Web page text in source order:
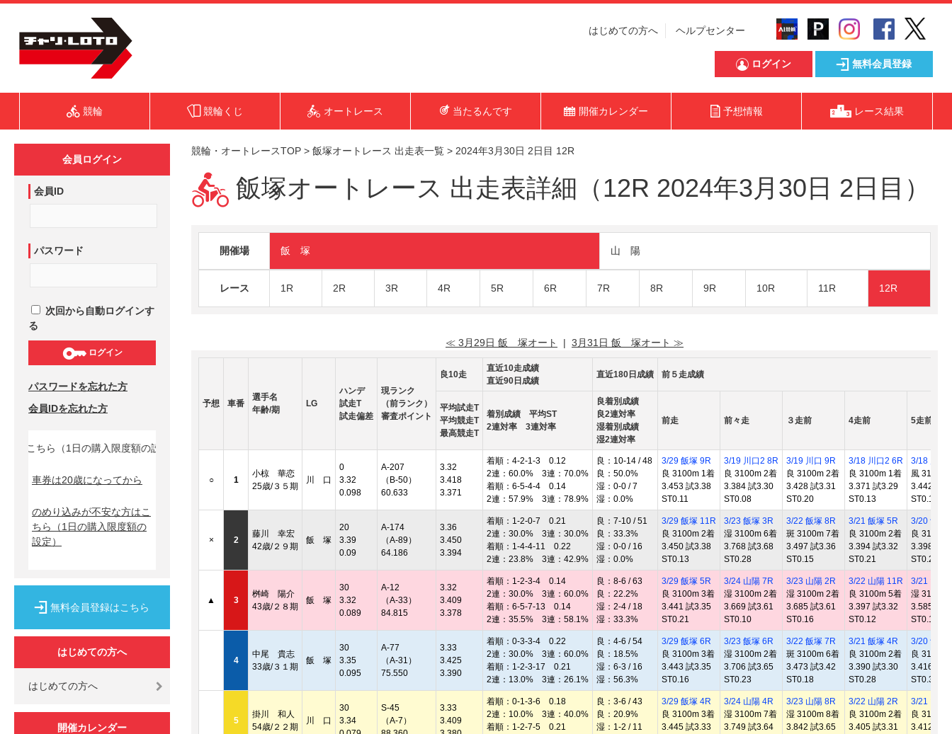
はじめての方へ ヘルプセンター
ログイン 無料会員登録
競輪 競輪くじ オートレース 当たるんです 開催カレンダー 予想情報 レース結果
会員ログイン
会員ID
パスワード
次回から自動ログインす
る
ログイン
パスワードを忘れた方
会員IDを忘れた方
ちら（1日の購入限度額の設定）↓
車券は20歳になってから
のめり込みが不安な方はこ
ちら
（1日の購入限度額の
設定）
無料会員登録はこちら
はじめての方へ
はじめての方へ
開催カレンダー
競輪・オートレースTOP > 飯塚オートレース 出走表一覧 > 2024年3月30日 2日目 12R
飯塚オートレース 出走表詳細（12R 2024年3月30日 2日目）
開催場 飯 塚 山 陽
レース 1R 2R 3R 4R 5R 6R 7R 8R 9R 10R 11R 12R
≪ 3月29日 飯 塚オート | 3月31日 飯 塚オート ≫
予想 車番
選手名
年齢/期
LG
ハンデ
試走T
試走偏差
現ランク
（前ランク）
審査ポイント
良10走
直近10走成績
直近90日成績
直近180日成績 前５走成績
平均試走T
平均競走T
最高競走T
着別成績 平均ST
2連対率 3連対率
良着別成績
良2連対率
湿着別成績
湿2連対率
前走 前々走 ３走前 4走前 5走前
○ 1
小椋 華恋
25歳/３５期
川 口
0
3.32
0.098
A-207
（B-50）
60.633
3.32
3.418
3.371
着順：4-2-1-3 0.12
2連：60.0% 3連：70.0%
着順：6-5-4-4 0.14
2連：57.9% 3連：78.9%
良：10-14 / 48
良：50.0%
湿：0-0 / 7
湿：0.0%
3/29 飯塚 9R
良 3100m 1着
3.453 試3.38
ST0.11
3/19 川口2 8R
良 3100m 2着
3.384 試3.30
ST0.08
3/19 川口 9R
良 3100m 2着
3.428 試3.31
ST0.20
3/18 川口2 6R
良 3100m 1着
3.371 試3.29
ST0.13
3/18 川口
風 3100m
3.442 試
ST0.12
× 2
藤川 幸宏
42歳/２９期
飯 塚
20
3.39
0.09
A-174
（A-89）
64.186
3.36
3.450
3.394
着順：1-2-0-7 0.21
2連：30.0% 3連：30.0%
着順：1-4-4-11 0.22
2連：23.8% 3連：42.9%
良：7-10 / 51
良：33.3%
湿：0-0 / 16
湿：0.0%
3/29 飯塚 11R
良 3100m 2着
3.450 試3.38
ST0.13
3/23 飯塚 3R
湿 3100m 6着
3.768 試3.68
ST0.28
3/22 飯塚 8R
斑 3100m 7着
3.497 試3.36
ST0.15
3/21 飯塚 5R
良 3100m 2着
3.394 試3.32
ST0.21
3/20 飯塚
良 3100m
3.398 試
ST0.24
▲ 3
桝崎 陽介
43歳/２８期
飯 塚
30
3.32
0.089
A-12
（A-33）
84.815
3.32
3.409
3.378
着順：1-2-3-4 0.14
2連：30.0% 3連：60.0%
着順：6-5-7-13 0.14
2連：35.5% 3連：58.1%
良：8-6 / 63
良：22.2%
湿：2-4 / 18
湿：33.3%
3/29 飯塚 5R
良 3100m 3着
3.441 試3.35
ST0.21
3/24 山陽 7R
湿 3100m 2着
3.669 試3.61
ST0.10
3/23 山陽 2R
湿 3100m 2着
3.685 試3.61
ST0.16
3/22 山陽 11R
良 3100m 5着
3.397 試3.32
ST0.12
3/21 山陽
湿 3100m
3.585 試
ST0.10
4
中尾 貴志
33歳/３１期
飯 塚
30
3.35
0.095
A-77
（A-31）
75.550
3.33
3.425
3.390
着順：0-3-3-4 0.22
2連：30.0% 3連：60.0%
着順：1-2-3-17 0.21
2連：13.0% 3連：26.1%
良：4-6 / 54
良：18.5%
湿：6-3 / 16
湿：56.3%
3/29 飯塚 6R
良 3100m 3着
3.443 試3.35
ST0.16
3/23 飯塚 6R
湿 3100m 2着
3.706 試3.65
ST0.23
3/22 飯塚 7R
斑 3100m 6着
3.473 試3.42
ST0.18
3/21 飯塚 4R
良 3100m 2着
3.390 試3.30
ST0.28
3/20 飯塚
良 3100m
3.416 試
ST0.35
5
掛川 和人
54歳/２２期
川 口
30
3.34
S-45
（A-7）
3.33
3.409
着順：0-1-3-6 0.18
2連：10.0% 3連：40.0%
着順：1-2-7-5 0.21
良：3-6 / 43
良：20.9%
湿：1-2 / 11
3/29 飯塚 4R
良 3100m 3着
3.445 試3.33
3/24 山陽 4R
湿 3100m 7着
3.749 試3.64
3/23 山陽 8R
湿 3100m 8着
3.842 試3.65
3/22 山陽 2R
良 3100m 2着
3.405 試3.31
3/21 山陽
良 3100m
3.412 試